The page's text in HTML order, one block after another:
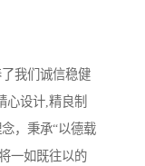
我们诚信稳健
心设计,精良制
，秉承“以德载
一如既往以的